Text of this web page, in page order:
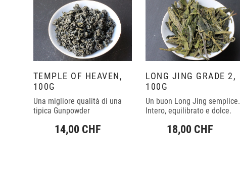
TEMPLE OF HEAVEN,
100G
Una migliore qualità di una
tipica Gunpowder
14,00 CHF
LONG JING GRADE 2,
100G
Un buon Long Jing semplice.
Intero, equilibrato e dolce.
18,00 CHF